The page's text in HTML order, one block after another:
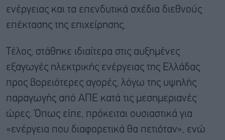
ενέργειας και τα επενδυτικά σχέδια διεθνούς
επέκτασης της επιχείρησης.
Τέλος, στάθηκε ιδιαίτερα στις αυξημένες
εξαγωγές ηλεκτρικής ενέργειας της Ελλάδας
προς βορειότερες αγορές, λόγω της υψηλής
παραγωγής από ΑΠΕ κατά τις μεσημεριανές
ώρες. Όπως είπε, πρόκειται ουσιαστικά για
«ενέργεια που διαφορετικά θα πετιόταν», ενώ